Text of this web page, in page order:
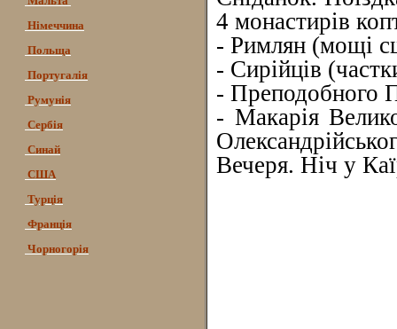
Німеччина
Польща
Португалія
Румунія
Сербія
Синай
США
Турція
Франція
Чорногорія
4 монастирів
- Римлян (мощі
- Сирійців
- Преподобного
- Макарія
Вечеря. Ніч у